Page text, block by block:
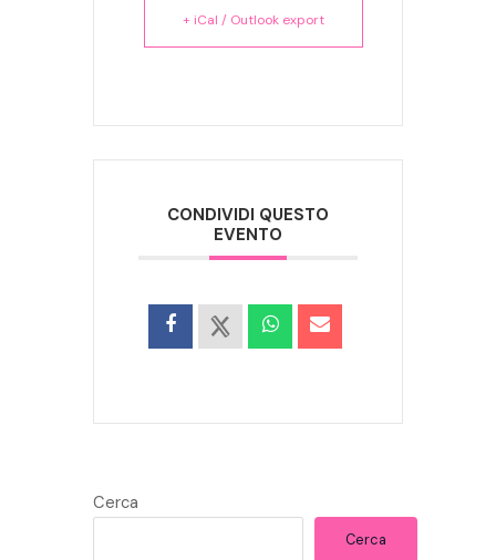
+ iCal / Outlook export
CONDIVIDI QUESTO
EVENTO
Cerca
Cerca